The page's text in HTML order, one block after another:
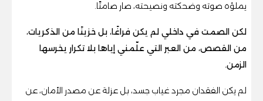
يملؤه صوته وضحكته ونصيحته، صار صامتًا.
لكن الصمت في داخلي لم يكن فراغًا، بل خزينًا من الذكريات،
من القصص، من العبر التي علّمني إياها بلا تكرار يخرسها
الزمن.
لم يكن الفقدان مجرد غياب جسد، بل عزلة عن مصدر الأمان، عن